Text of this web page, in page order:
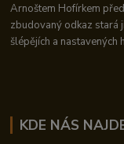
Arnoštem Hofírkem
zbudovaný odkaz stará
šlépějích a nastavených
KDE NÁS